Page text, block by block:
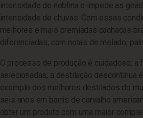
intensidade de neblina e impede as
intensidade de chuvas. Com essas
melhores e mais premiadas cachaças
diferenciadas, com notas de melado,
O processo de produção é cuidadoso:
selecionadas, a destilação descontínua
exemplo dos melhores destilados do
seis anos em barris de carvalho
obter um produto com uma maior